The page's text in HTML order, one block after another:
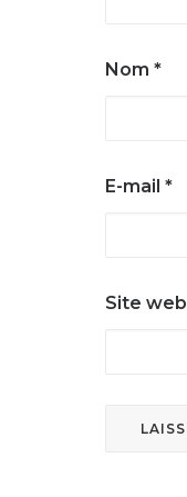
Nom *
E-mail *
Site web